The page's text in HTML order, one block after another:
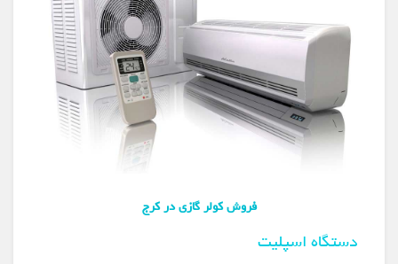
فروش کولر گازی در کرج
دستگاه اسپلیت